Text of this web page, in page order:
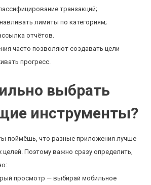
транзакций;
лимиты по категориям;
отчётов.
часто позволяют создавать цели
прогресс.
выбрать
инструменты?
поймёшь, что разные приложения лучше
Поэтому важно сразу определить,
просмотр — выбирай мобильное